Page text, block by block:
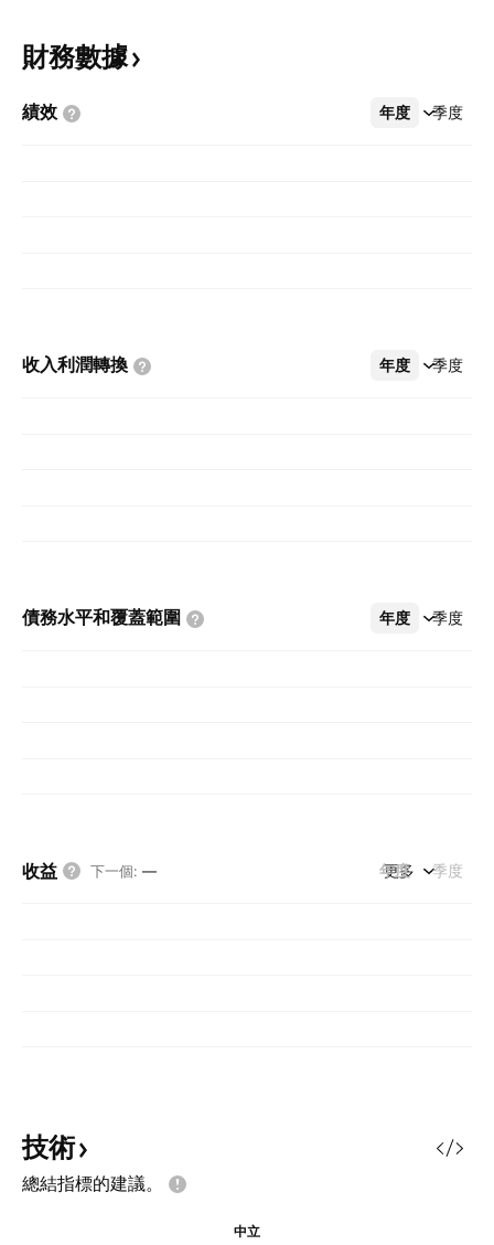
財務數據
績效 年度 季度
更多
收入利潤轉換 年度 季度
更多
債務水平和覆蓋範圍 年度 季度
更多
收益 下一個: — 年度 季度
更多
技術
總結指標的建議。
中立